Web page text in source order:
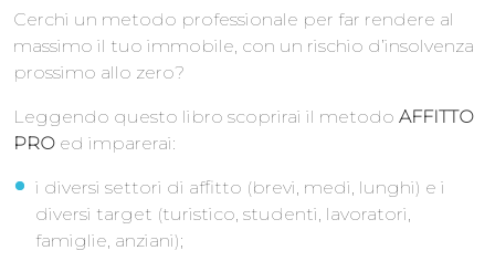
Cerchi un metodo professionale per far rendere al
massimo il tuo immobile, con un rischio d’insolvenza
prossimo allo zero?
Leggendo questo libro scoprirai il metodo AFFITTO
PRO ed imparerai:
i diversi settori di affitto (brevi, medi, lunghi) e i
diversi target (turistico, studenti, lavoratori,
famiglie, anziani);